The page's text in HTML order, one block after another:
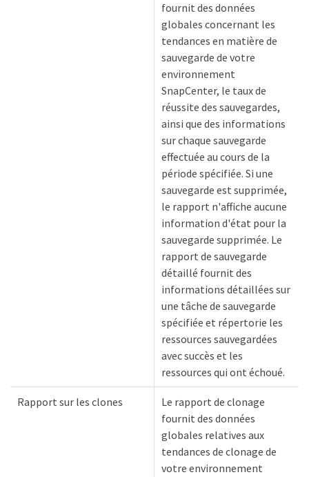
fournit des données
globales concernant les
tendances en matière de
sauvegarde de votre
environnement
SnapCenter, le taux de
réussite des sauvegardes,
ainsi que des informations
sur chaque sauvegarde
effectuée au cours de la
période spécifiée. Si une
sauvegarde est supprimée,
le rapport n'affiche aucune
information d'état pour la
sauvegarde supprimée. Le
rapport de sauvegarde
détaillé fournit des
informations détaillées sur
une tâche de sauvegarde
spécifiée et répertorie les
ressources sauvegardées
avec succès et les
ressources qui ont échoué.
Rapport sur les clones
Le rapport de clonage
fournit des données
globales relatives aux
tendances de clonage de
votre environnement